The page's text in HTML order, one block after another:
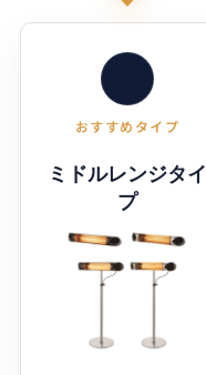
おすすめタイプ
ミドルレンジタイ
プ